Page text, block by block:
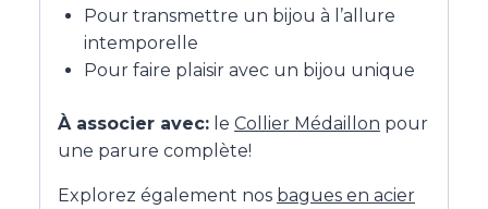
Pour transmettre un bijou à l’allure
intemporelle
Pour faire plaisir avec un bijou unique
À associer avec: le Collier Médaillon pour
une parure complète!
Explorez également nos bagues en acier